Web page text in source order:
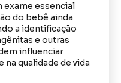
exame essencial
do bebê ainda
a identificação
e outras
influenciar
qualidade de vida